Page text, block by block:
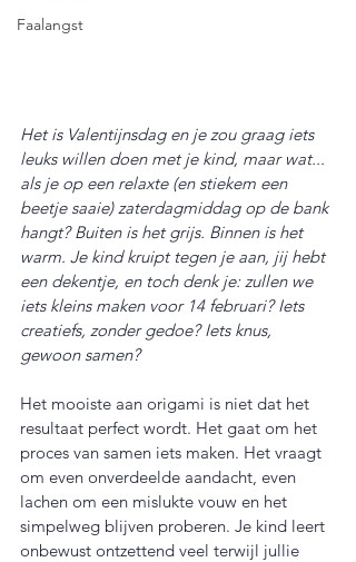
Faalangst
Het is Valentijnsdag en je zou graag iets
leuks willen doen met je kind, maar wat...
als je op een relaxte (en stiekem een
beetje saaie) zaterdagmiddag op de bank
hangt? Buiten is het grijs. Binnen is het
warm. Je kind kruipt tegen je aan, jij hebt
een dekentje, en toch denk je: zullen we
iets kleins maken voor 14 februari? Iets
creatiefs, zonder gedoe? Iets knus,
gewoon samen?
Het mooiste aan origami is niet dat het
resultaat perfect wordt. Het gaat om het
proces van samen iets maken. Het vraagt
om even onverdeelde aandacht, even
lachen om een mislukte vouw en het
simpelweg blijven proberen. Je kind leert
onbewust ontzettend veel terwijl jullie